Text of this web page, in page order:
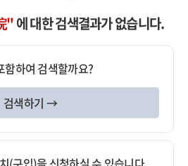
"에 대한 검색결과가 없습니다.
함하여 검색할까요?
검색하기 →